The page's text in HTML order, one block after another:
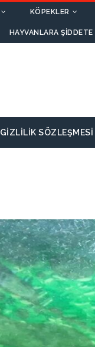
KÖPEKLER
HAYVANLARA ŞIDDETE
GIZLILIK SÖZLEŞMESI